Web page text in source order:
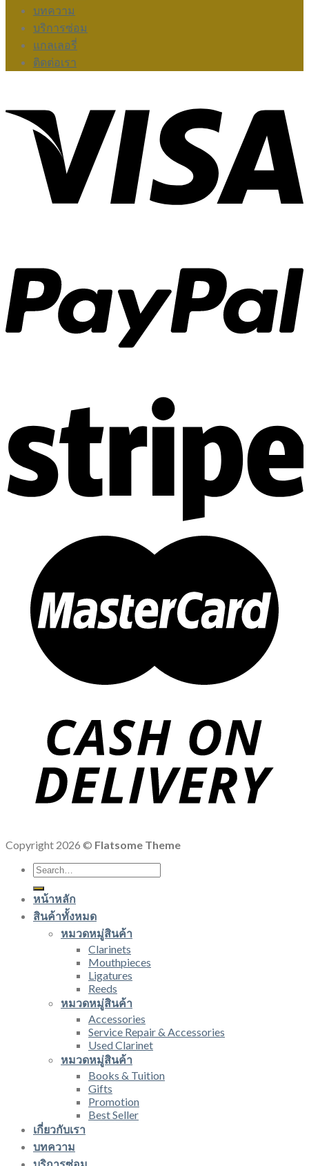
บทความ
บริการซ่อม
แกลเลอรี่
ติดต่อเรา
Copyright 2026 © Flatsome Theme
Search
for:
หน้าหลัก
สินค้าทั้งหมด
หมวดหมู่สินค้า
Clarinets
Mouthpieces
Ligatures
Reeds
หมวดหมู่สินค้า
Accessories
Service Repair & Accessories
Used Clarinet
หมวดหมู่สินค้า
Books & Tuition
Gifts
Promotion
Best Seller
เกี่ยวกับเรา
บทความ